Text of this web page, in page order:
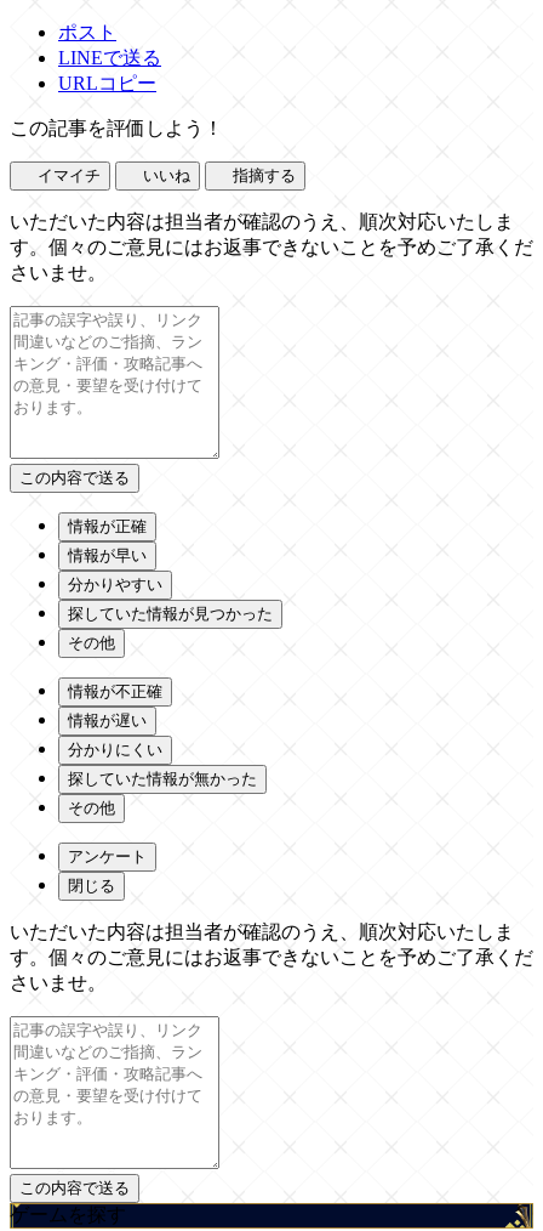
ポスト
LINEで送る
URLコピー
この記事を評価しよう！
イマイチ いいね 指摘する
いただいた内容は担当者が確認のうえ、順次対応いたしま
す。個々のご意見にはお返事できないことを予めご了承くだ
さいませ。
情報が正確
情報が早い
分かりやすい
探していた情報が見つかった
その他
情報が不正確
情報が遅い
分かりにくい
探していた情報が無かった
その他
アンケート
閉じる
いただいた内容は担当者が確認のうえ、順次対応いたしま
す。個々のご意見にはお返事できないことを予めご了承くだ
さいませ。
ゲームを探す